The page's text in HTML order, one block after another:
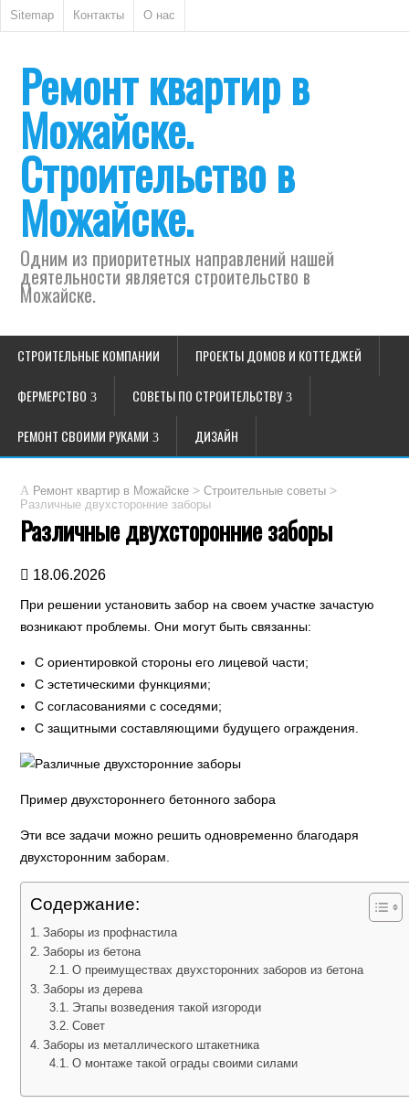
Sitemap Контакты О нас
Ремонт квартир в
Можайске.
Строительство в
Можайске.
Одним из приоритетных направлений нашей
деятельности является строительство в
Можайске.
СТРОИТЕЛЬНЫЕ КОМПАНИИ ПРОЕКТЫ ДОМОВ И КОТТЕДЖЕЙ
ФЕРМЕРСТВО СОВЕТЫ ПО СТРОИТЕЛЬСТВУ
РЕМОНТ СВОИМИ РУКАМИ ДИЗАЙН
Ремонт квартир в Можайске >Строительные советы >
Различные двухсторонние заборы
Различные двухсторонние заборы
18.06.2026
При решении установить забор на своем участке зачастую
возникают проблемы. Они могут быть связанны:
С ориентировкой стороны его лицевой части;
С эстетическими функциями;
С согласованиями с соседями;
С защитными составляющими будущего ограждения.
Пример двухстороннего бетонного забора
Эти все задачи можно решить одновременно благодаря
двухсторонним заборам.
Содержание:
Заборы из профнастила
Заборы из бетона
О преимуществах двухсторонних заборов из бетона
Заборы из дерева
Этапы возведения такой изгороди
Совет
Заборы из металлического штакетника
О монтаже такой ограды своими силами